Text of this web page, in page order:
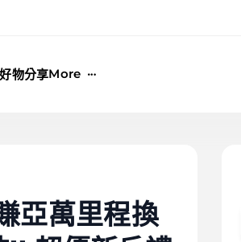
好物分享More
亞萬里程換